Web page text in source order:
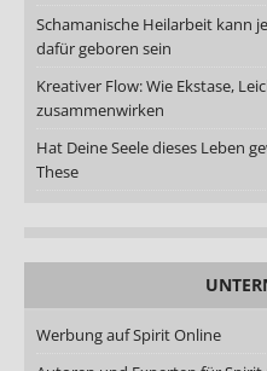
Schamanische Heilarbeit kann
dafür geboren sein
Kreativer Flow: Wie Ekstase,
zusammenwirken
Hat Deine Seele dieses Leben
These
Werbung auf Spirit Online